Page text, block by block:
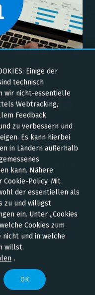
soziale
die Bereiche
kennen
du dazu
zu
beurteilen.
Stakenborg &
Flaskamp,
Magin,
Einige der
technisch
wir nicht-essentielle
Webtracking,
Feedback
zu verbessern und
Es kann hierbei
in Ländern außerhalb
kann. Nähere
Policy. Mit
der essentiellen als
zu und willigst
ein. Unter „Cookies
Cookies zum
nicht und in welche
willst.
.
OK